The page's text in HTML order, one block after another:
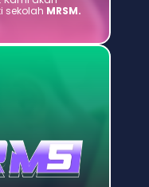
sekolah MRSM.